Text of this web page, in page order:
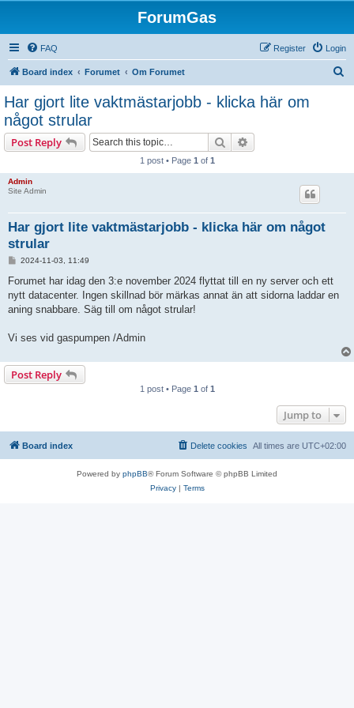
ForumGas
FAQ Login
Register
Board index Forumet Om Forumet
Har gjort lite vaktmästarjobb - klicka här om
något strular
Post Reply Search
1 post • Page 1 of 1
Admin
Site Admin
Har gjort lite vaktmästarjobb - klicka här om något
strular
P
s
2024-11-03, 11:49
Forumet har idag den 3:e november 2024 flyttat till en ny server och ett
nytt datacenter. Ingen skillnad bör märkas annat än att sidorna laddar en
aning snabbare. Säg till om något strular!
Vi ses vid gaspumpen /Admin
Post Reply
1 post • Page 1 of 1
Jump to
Board index All times are UTC+02:00
Delete cookies
Powered by phpBB® Forum Software © phpBB Limited
Privacy| Terms